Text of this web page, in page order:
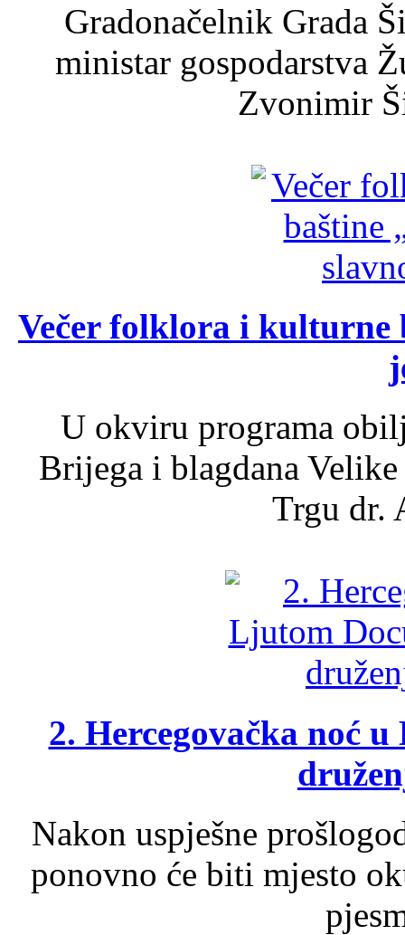
Gradonačelnik Grada
ministar gospodarstva
Zvonimir
Večer folklora i kulturne
U okviru programa
Brijega i blagdana
Trgu dr.
2. Hercegovačka noć
Nakon uspješne
ponovno će biti mjesto